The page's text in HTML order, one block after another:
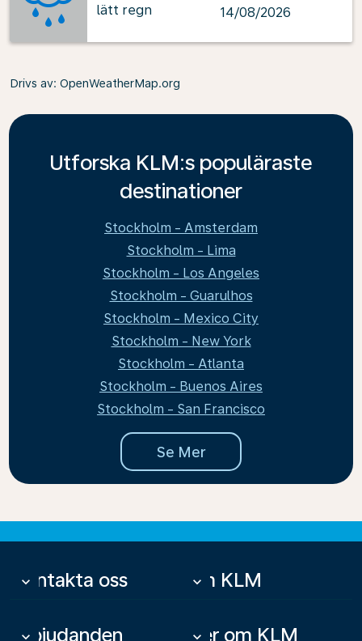
lätt regn
14/08/2026
Drivs av: OpenWeatherMap.org
Utforska KLM:s populäraste
destinationer
Stockholm - Amsterdam
Stockholm - Lima
Stockholm - Los Angeles
Stockholm - Guarulhos
Stockholm - Mexico City
Stockholm - New York
Stockholm - Atlanta
Stockholm - Buenos Aires
Stockholm - San Francisco
Se Mer
Kontakta oss
keyboard_arrow_down Om KLM
keyboard_arrow_down
Erbjudanden
keyboard_arrow_down Mer om KLM
keyboard_arrow_down